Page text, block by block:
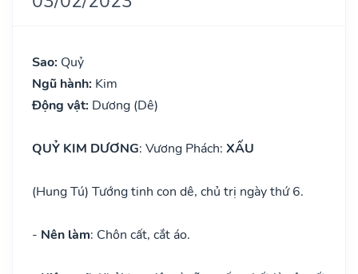
Sao: Quỷ
Ngũ hành: Kim
Động vật: Dương (Dê)
QUỶ KIM DƯƠNG: Vương Phách: XẤU
(Hung Tú) Tướng tinh con dê, chủ trị ngày thứ 6.
- Nên làm: Chôn cất, cắt áo.